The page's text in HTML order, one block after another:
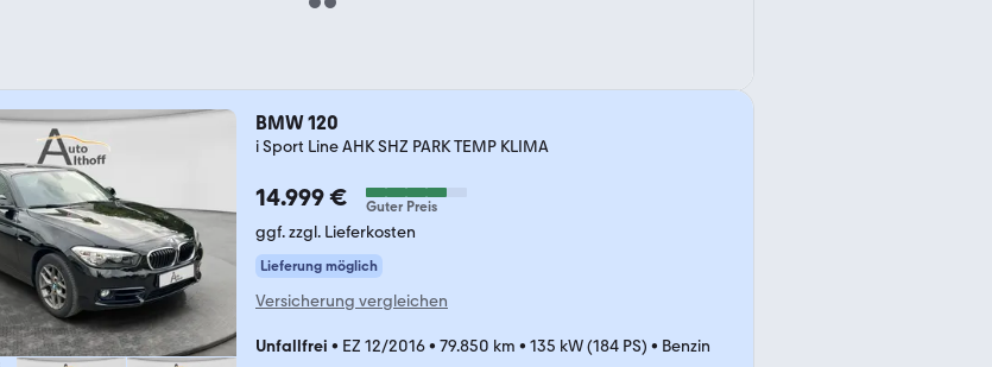
BMW 120
i Sport Line AHK SHZ PARK TEMP KLIMA
14.999 € Guter Preis
ggf. zzgl. Lieferkosten
Lieferung möglich
Versicherung vergleichen
Unfallfrei • EZ 12/2016• 79.850 km • 135 kW (184 PS) • Benzin